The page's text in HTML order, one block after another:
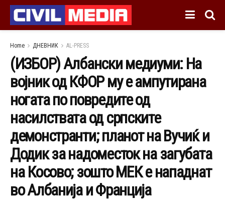
Home ДНЕВНИК AL-PRESS
(ИЗБОР) Албански медиуми: На
војник од КФОР му е ампутирана
ногата по повредите од
насилствата од српските
демонстранти; планот на Вучиќ и
Додик за надоместок на загубата
на Косово; зошто МЕК е нападнат
во Албанија и Франција